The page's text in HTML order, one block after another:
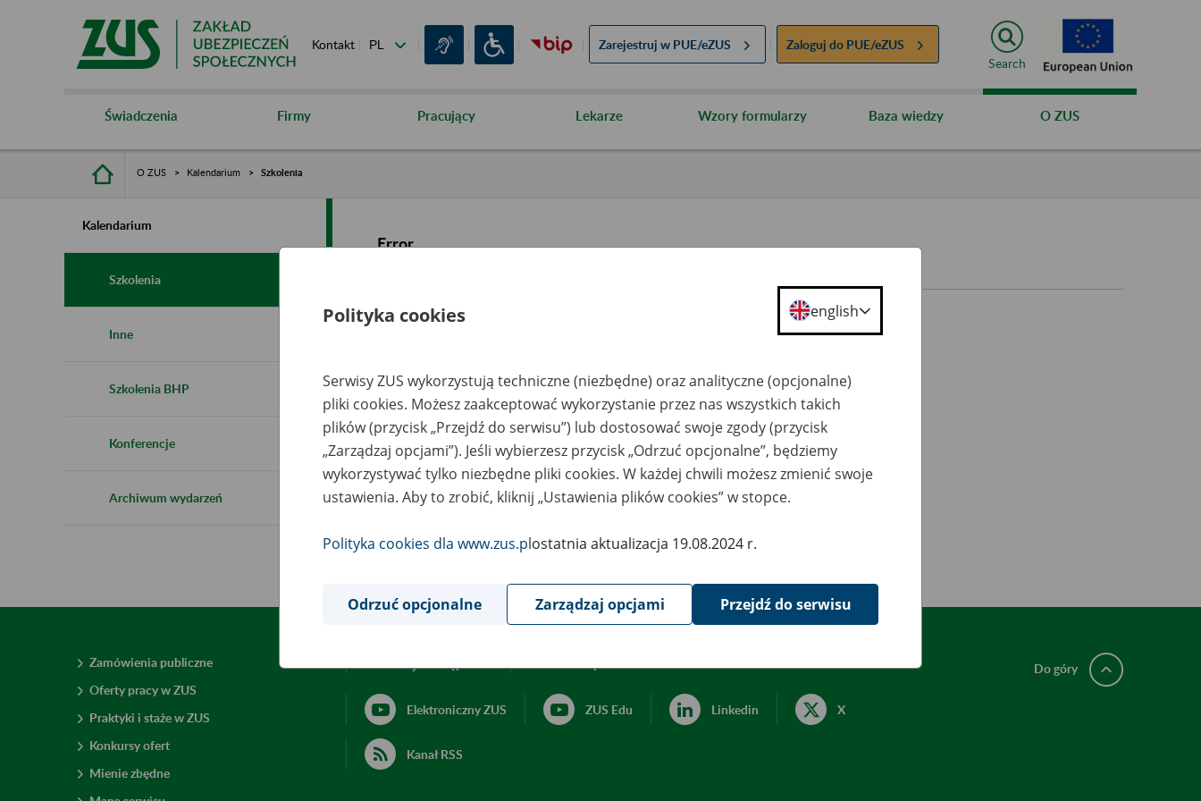
Kontakt Zarejestruj w PUE/eZUS Zaloguj do PUE/eZUS
Search
Świadczenia Firmy Pracujący Lekarze Wzory formularzy Baza wiedzy O ZUS
O ZUS Kalendarium Szkolenia
Kalendarium
Szkolenia
Inne
Szkolenia BHP
Konferencje
Archiwum wydarzeń
Error
Zamówienia publiczne
Oferty pracy w ZUS
Praktyki i staże w ZUS
Konkursy ofert
Mienie zbędne
Elektroniczny ZUS ZUS Edu Linkedin X
Kanał RSS
Do góry
Polityka cookies english
Serwisy ZUS wykorzystują techniczne (niezbędne) oraz analityczne (opcjonalne)
pliki cookies. Możesz zaakceptować wykorzystanie przez nas wszystkich takich
plików (przycisk „Przejdź do serwisu”) lub dostosować swoje zgody (przycisk
„Zarządzaj opcjami”). Jeśli wybierzesz przycisk „Odrzuć opcjonalne”, będziemy
wykorzystywać tylko niezbędne pliki cookies. W każdej chwili możesz zmienić swoje
ustawienia. Aby to zrobić, kliknij „Ustawienia plików cookies” w stopce.
Polityka cookies dla www.zus.plostatnia aktualizacja 19.08.2024 r.
Odrzuć opcjonalne Zarządzaj opcjami Przejdź do serwisu